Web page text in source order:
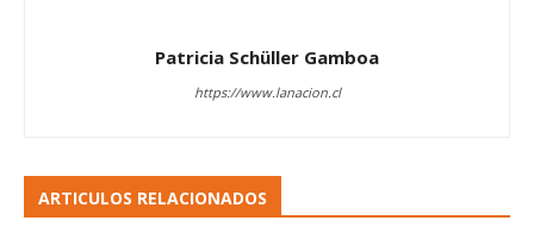
Patricia Schüller Gamboa
https://www.lanacion.cl
ARTICULOS RELACIONADOS